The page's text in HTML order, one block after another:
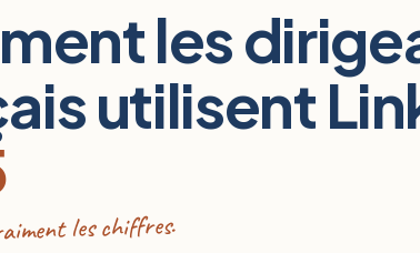
les
utilisent
les chiffres.